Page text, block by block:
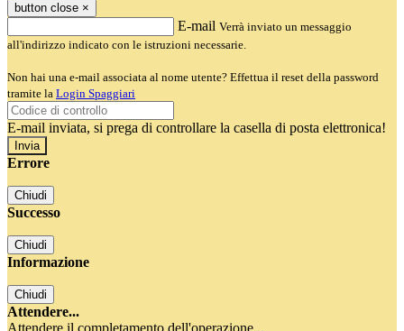
button close ×
E-mail Verrà inviato un messaggio
all'indirizzo indicato con le istruzioni necessarie.
Non hai una e-mail associata al nome utente? Effettua il reset della password
tramite la Login Spaggiari
E-mail inviata, si prega di controllare la casella di posta elettronica!
Errore
Chiudi
Successo
Chiudi
Informazione
Chiudi
Attendere...